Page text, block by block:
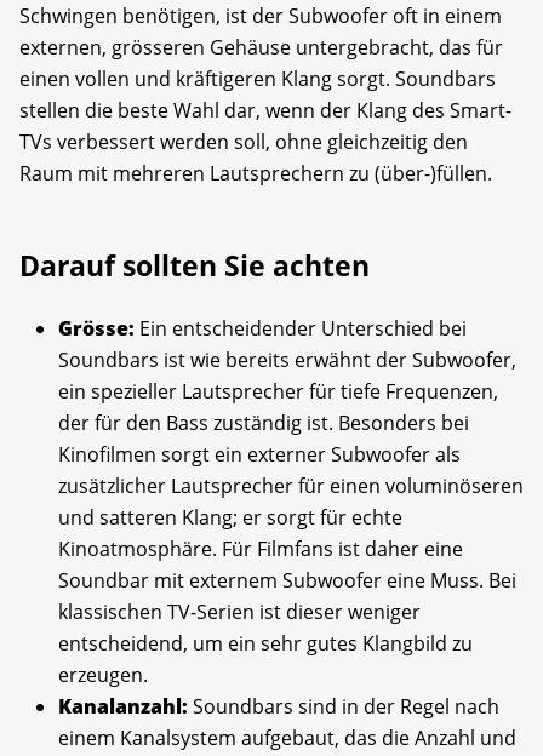
Schwingen benötigen, ist der Subwoofer oft in einem
externen, grösseren Gehäuse untergebracht, das für
einen vollen und kräftigeren Klang sorgt. Soundbars
stellen die beste Wahl dar, wenn der Klang des Smart-
TVs verbessert werden soll, ohne gleichzeitig den
Raum mit mehreren Lautsprechern zu (über-)füllen.
Darauf sollten Sie achten
Grösse: Ein entscheidender Unterschied bei
Soundbars ist wie bereits erwähnt der Subwoofer,
ein spezieller Lautsprecher für tiefe Frequenzen,
der für den Bass zuständig ist. Besonders bei
Kinofilmen sorgt ein externer Subwoofer als
zusätzlicher Lautsprecher für einen voluminöseren
und satteren Klang; er sorgt für echte
Kinoatmosphäre. Für Filmfans ist daher eine
Soundbar mit externem Subwoofer eine Muss. Bei
klassischen TV-Serien ist dieser weniger
entscheidend, um ein sehr gutes Klangbild zu
erzeugen.
Kanalanzahl: Soundbars sind in der Regel nach
einem Kanalsystem aufgebaut, das die Anzahl und